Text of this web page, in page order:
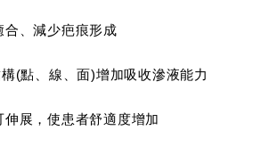
、減少疤痕形成
(點、線、面)增加吸收滲液能力
展，使患者舒適度增加